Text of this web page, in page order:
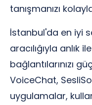
tanışmanızı
İstanbul'da en iyi
aracılığıyla anlık
bağlantılarınızı
VoiceChat,
uygulamalar,